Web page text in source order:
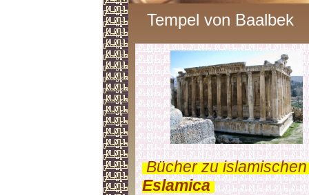
Tempel von Baalbek
.Bücher zu
Eslamica.